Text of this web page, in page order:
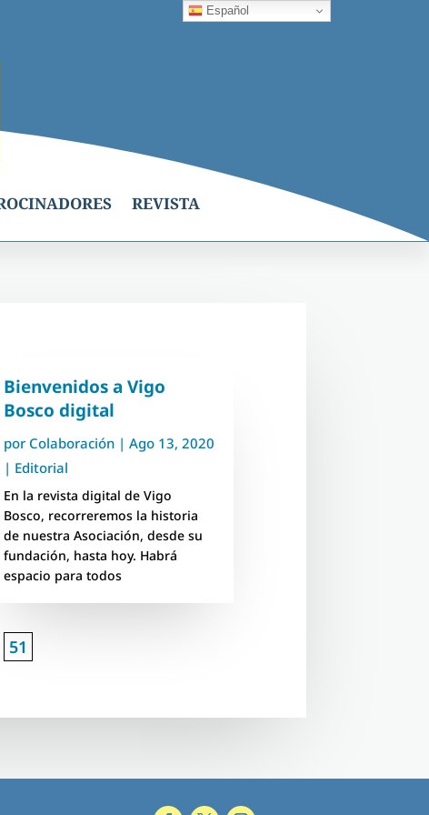
REVISTA
Bienvenidos a Vigo
Bosco digital
por Colaboración |Ago 13, 2020
| Editorial
En la revista digital de Vigo
Bosco, recorreremos la historia
de nuestra Asociación, desde su
fundación, hasta hoy. Habrá
espacio para todos
51
Español